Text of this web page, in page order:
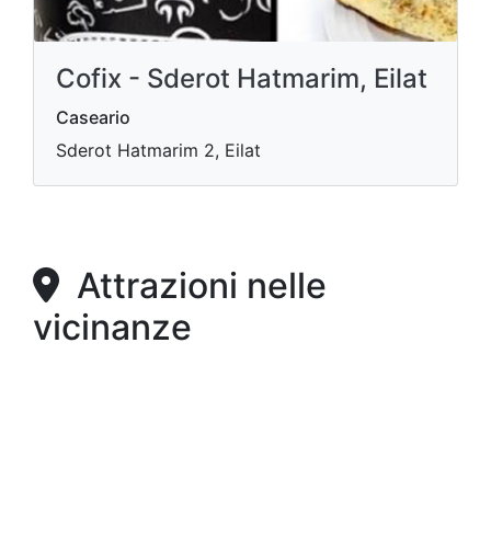
Cofix - Sderot Hatmarim, Eilat
Caseario
Sderot Hatmarim 2, Eilat
Attrazioni nelle
vicinanze